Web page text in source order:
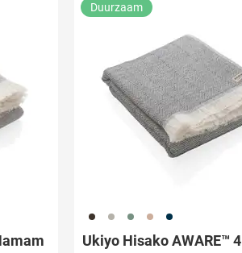
001 003 004 017 536
Ukiyo Hisako AWARE™ 4
Duurzaam